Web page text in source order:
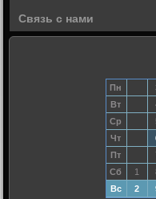
Связь с нами
Пн
Вт
Ср
Чт
Пт
Сб
1
Вс
2